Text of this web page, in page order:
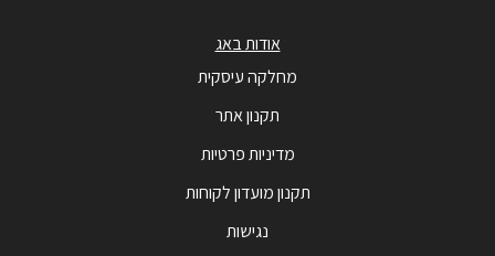
אודות באג
מחלקה עיסקית
תקנון אתר
מדיניות פרטיות
תקנון מועדון לקוחות
נגישות